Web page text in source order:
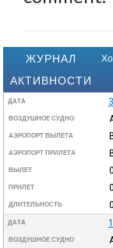
ЖУРНАЛ
АКТИВНОСТИ
ДАТА
ВОЗДУШНОЕ СУДНО
АЭРОПОРТ ВЫЛЕТА
АЭРОПОРТ ПРИЛЕТА
ВЫЛЕТ
ПРИЛЕТ
ДЛИТЕЛЬНОСТЬ
ДАТА
ВОЗДУШНОЕ СУДНО